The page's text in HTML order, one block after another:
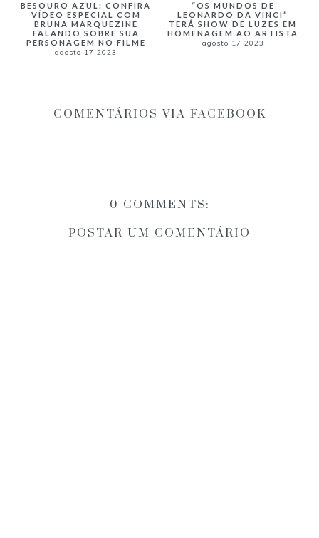
BESOURO AZUL: CONFIRA
VÍDEO ESPECIAL COM
BRUNA MARQUEZINE
FALANDO SOBRE SUA
PERSONAGEM NO FILME
agosto 17 2023
“OS MUNDOS DE
LEONARDO DA VINCI”
TERÁ SHOW DE LUZES EM
HOMENAGEM AO ARTISTA
agosto 17 2023
COMENTÁRIOS VIA FACEBOOK
0 COMMENTS:
POSTAR UM COMENTÁRIO